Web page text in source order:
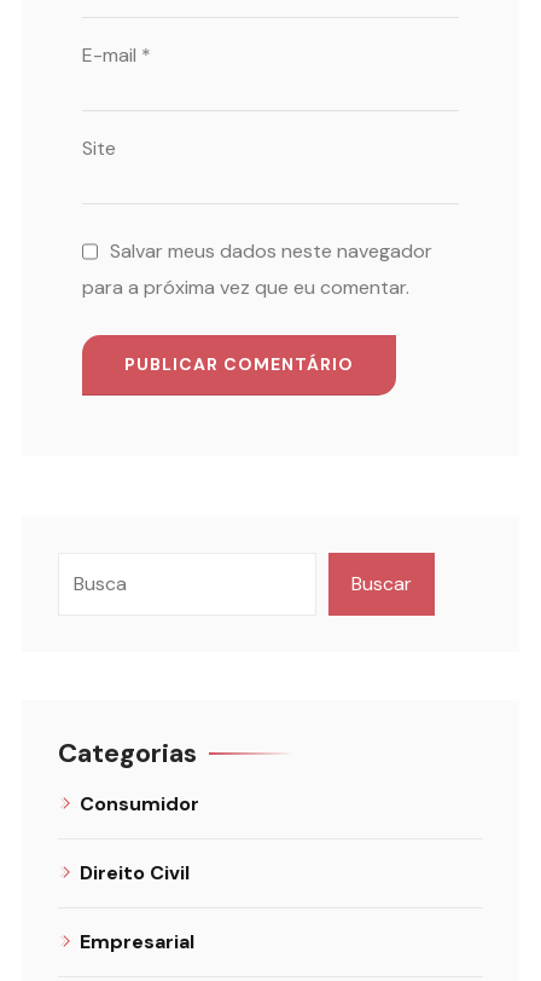
E-mail *
Site
Salvar meus dados neste navegador
para a próxima vez que eu comentar.
Buscar
Categorias
Consumidor
Direito Civil
Empresarial